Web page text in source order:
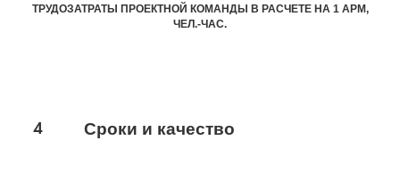
ТРУДОЗАТРАТЫ ПРОЕКТНОЙ КОМАНДЫ В РАСЧЕТЕ НА 1 АРМ,
ЧЕЛ.-ЧАС.
4 Сроки и качество